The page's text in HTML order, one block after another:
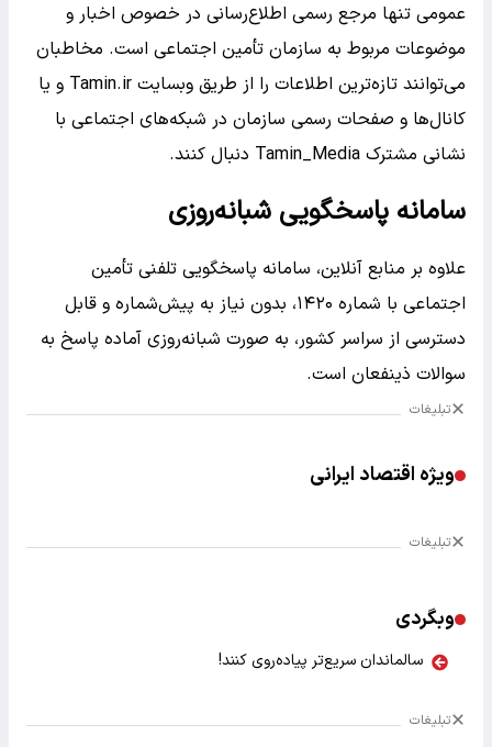
عمومی تنها مرجع رسمی اطلاع‌رسانی در خصوص اخبار و
موضوعات مربوط به سازمان تأمین اجتماعی است. مخاطبان
می‌توانند تازه‌ترین اطلاعات را از طریق وبسایت Tamin.ir و یا
کانال‌ها و صفحات رسمی سازمان در شبکه‌های اجتماعی با
نشانی مشترک Tamin_Media دنبال کنند.
سامانه پاسخگویی شبانه‌روزی
علاوه بر منابع آنلاین، سامانه پاسخگویی تلفنی تأمین
اجتماعی با شماره ۱۴۲۰، بدون نیاز به پیش‌شماره و قابل
دسترسی از سراسر کشور، به صورت شبانه‌روزی آماده پاسخ به
سوالات ذینفعان است.
تبلیغات
ویژه اقتصاد ایرانی
تبلیغات
وبگردی
سالماندان سریع‌تر پیاده‌روی کنند!
تبلیغات